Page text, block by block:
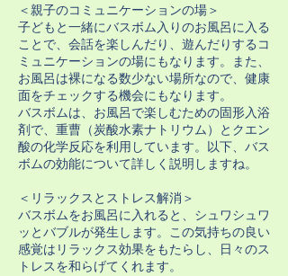
＜親子のコミュニケーションの場＞
子どもと一緒にバスボム入りのお風呂に入る
ことで、会話を楽しんだり、遊んだりするコ
ミュニケーションの場にもなります。また、
お風呂は裸になる数少ない場所なので、健康
面をチェックする機会にもなります。
バスボムは、お風呂で楽しむための固形入浴
剤で、重曹（炭酸水素ナトリウム）とクエン
酸の化学反応を利用しています。以下、バス
ボムの効能について詳しく説明しますね。
＜リラックスとストレス解消＞
バスボムをお風呂に入れると、シュワシュワ
ッとバブルが発生します。この気持ちの良い
感覚はリラックス効果をもたらし、日々のス
トレスを和らげてくれます。